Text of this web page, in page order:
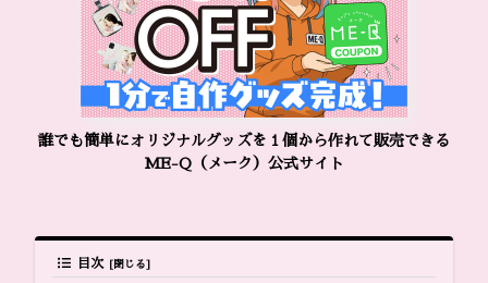
誰でも簡単にオリジナルグッズを１個から作れて販売できる
ME-Q（メーク）公式サイト
目次